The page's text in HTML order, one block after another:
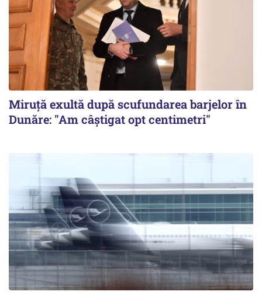
Miruță exultă după scufundarea barjelor în
Dunăre: "Am câștigat opt centimetri"